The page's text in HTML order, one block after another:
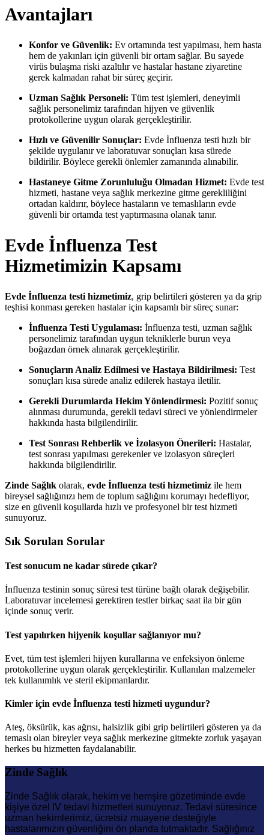
Avantajları
Konfor ve Güvenlik: Ev ortamında test yapılması, hem hasta
hem de yakınları için güvenli bir ortam sağlar. Bu sayede
virüs bulaşma riski azaltılır ve hastalar hastane ziyaretine
gerek kalmadan rahat bir süreç geçirir.
Uzman Sağlık Personeli: Tüm test işlemleri, deneyimli
sağlık personelimiz tarafından hijyen ve güvenlik
protokollerine uygun olarak gerçekleştirilir.
Hızlı ve Güvenilir Sonuçlar: Evde İnfluenza testi hızlı bir
şekilde uygulanır ve laboratuvar sonuçları kısa sürede
bildirilir. Böylece gerekli önlemler zamanında alınabilir.
Hastaneye Gitme Zorunluluğu Olmadan Hizmet: Evde test
hizmeti, hastane veya sağlık merkezine gitme gerekliliğini
ortadan kaldırır, böylece hastaların ve temaslıların evde
güvenli bir ortamda test yaptırmasına olanak tanır.
Evde İnfluenza Test
Hizmetimizin Kapsamı
Evde İnfluenza testi hizmetimiz, grip belirtileri gösteren ya da grip
teşhisi konması gereken hastalar için kapsamlı bir süreç sunar:
İnfluenza Testi Uygulaması: İnfluenza testi, uzman sağlık
personelimiz tarafından uygun tekniklerle burun veya
boğazdan örnek alınarak gerçekleştirilir.
Sonuçların Analiz Edilmesi ve Hastaya Bildirilmesi: Test
sonuçları kısa sürede analiz edilerek hastaya iletilir.
Gerekli Durumlarda Hekim Yönlendirmesi: Pozitif sonuç
alınması durumunda, gerekli tedavi süreci ve yönlendirmeler
hakkında hasta bilgilendirilir.
Test Sonrası Rehberlik ve İzolasyon Önerileri: Hastalar,
test sonrası yapılması gerekenler ve izolasyon süreçleri
hakkında bilgilendirilir.
Zinde Sağlık olarak, evde İnfluenza testi hizmetimiz ile hem
bireysel sağlığınızı hem de toplum sağlığını korumayı hedefliyor,
size en güvenli koşullarda hızlı ve profesyonel bir test hizmeti
sunuyoruz.
Sık Sorulan Sorular
Test sonucum ne kadar sürede çıkar?
İnfluenza testinin sonuç süresi test türüne bağlı olarak değişebilir.
Laboratuvar incelemesi gerektiren testler birkaç saat ila bir gün
içinde sonuç verir.
Test yapılırken hijyenik koşullar sağlanıyor mu?
Evet, tüm test işlemleri hijyen kurallarına ve enfeksiyon önleme
protokollerine uygun olarak gerçekleştirilir. Kullanılan malzemeler
tek kullanımlık ve steril ekipmanlardır.
Kimler için evde İnfluenza testi hizmeti uygundur?
Ateş, öksürük, kas ağrısı, halsizlik gibi grip belirtileri gösteren ya da
temaslı olan bireyler veya sağlık merkezine gitmekte zorluk yaşayan
herkes bu hizmetten faydalanabilir.
Zinde Sağlık
Zinde Sağlık olarak, hekim ve hemşire gözetiminde evde
kişiye özel IV tedavi hizmetleri sunuyoruz. Tedavi süresince
uzman hekimlerimiz, ücretsiz muayene desteğiyle
hastalarımızın güvenliğini ön planda tutmaktadır. Sağlığınız